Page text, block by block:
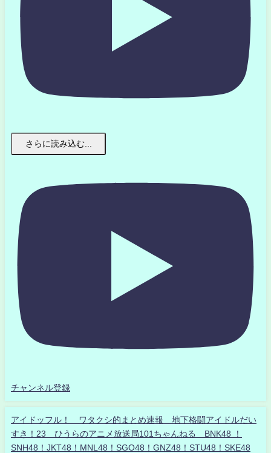
さらに読み込む...
チャンネル登録
アイドッフル！ ワタクシ的まとめ速報 地下格闘アイドルだい
すき！23 ひうらのアニメ放送局101ちゃんねる BNK48 ！
SNH48！JKT48！MNL48！SGO48！GNZ48！STU48！SKE48